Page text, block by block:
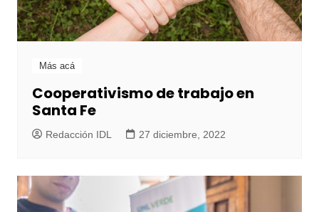
Más acá
Cooperativismo de trabajo en
Santa Fe
Redacción IDL 27 diciembre, 2022